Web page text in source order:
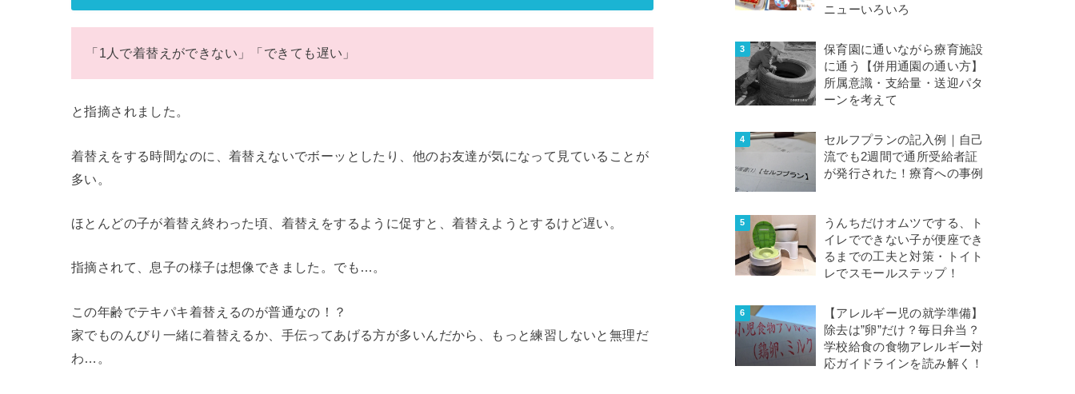
「1人で着替えができない」「できても遅い」
と指摘されました。
着替えをする時間なのに、着替えないでボーッとしたり、他のお友達が気になって見ていることが
多い。
ほとんどの子が着替え終わった頃、着替えをするように促すと、着替えようとするけど遅い。
指摘されて、息子の様子は想像できました。でも…。
この年齢でテキパキ着替えるのが普通なの！？
家でものんびり一緒に着替えるか、手伝ってあげる方が多いんだから、もっと練習しないと無理だ
わ…。
ニューいろいろ
保育園に通いながら療育施設
に通う【併用通園の通い方】
所属意識・支給量・送迎パタ
ーンを考えて
セルフプランの記入例｜自己
流でも2週間で通所受給者証
が発行された！療育への事例
うんちだけオムツでする、ト
イレでできない子が便座でき
るまでの工夫と対策・トイト
レでスモールステップ！
【アレルギー児の就学準備】
除去は”卵”だけ？毎日弁当？
学校給食の食物アレルギー対
応ガイドラインを読み解く！